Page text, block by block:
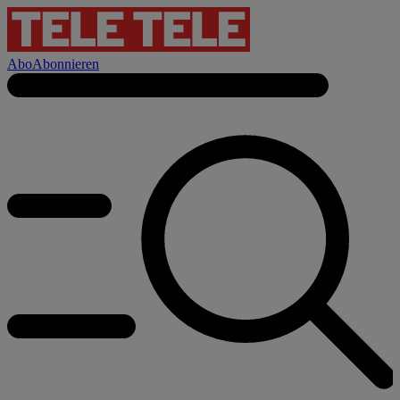
AboAbonnieren